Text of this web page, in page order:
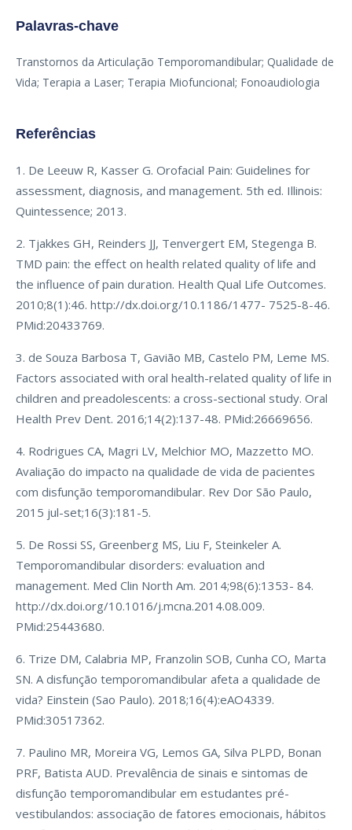
Palavras-chave
Transtornos da Articulação Temporomandibular; Qualidade de
Vida; Terapia a Laser; Terapia Miofuncional; Fonoaudiologia
Referências
1. De Leeuw R, Kasser G. Orofacial Pain: Guidelines for
assessment, diagnosis, and management. 5th ed. Illinois:
Quintessence; 2013.
2. Tjakkes GH, Reinders JJ, Tenvergert EM, Stegenga B.
TMD pain: the effect on health related quality of life and
the influence of pain duration. Health Qual Life Outcomes.
2010;8(1):46. http://dx.doi.org/10.1186/1477- 7525-8-46.
PMid:20433769.
3. de Souza Barbosa T, Gavião MB, Castelo PM, Leme MS.
Factors associated with oral health-related quality of life in
children and preadolescents: a cross-sectional study. Oral
Health Prev Dent. 2016;14(2):137-48. PMid:26669656.
4. Rodrigues CA, Magri LV, Melchior MO, Mazzetto MO.
Avaliação do impacto na qualidade de vida de pacientes
com disfunção temporomandibular. Rev Dor São Paulo,
2015 jul-set;16(3):181-5.
5. De Rossi SS, Greenberg MS, Liu F, Steinkeler A.
Temporomandibular disorders: evaluation and
management. Med Clin North Am. 2014;98(6):1353- 84.
http://dx.doi.org/10.1016/j.mcna.2014.08.009.
PMid:25443680.
6. Trize DM, Calabria MP, Franzolin SOB, Cunha CO, Marta
SN. A disfunção temporomandibular afeta a qualidade de
vida? Einstein (Sao Paulo). 2018;16(4):eAO4339.
PMid:30517362.
7. Paulino MR, Moreira VG, Lemos GA, Silva PLPD, Bonan
PRF, Batista AUD. Prevalência de sinais e sintomas de
disfunção temporomandibular em estudantes pré-
vestibulandos: associação de fatores emocionais, hábitos